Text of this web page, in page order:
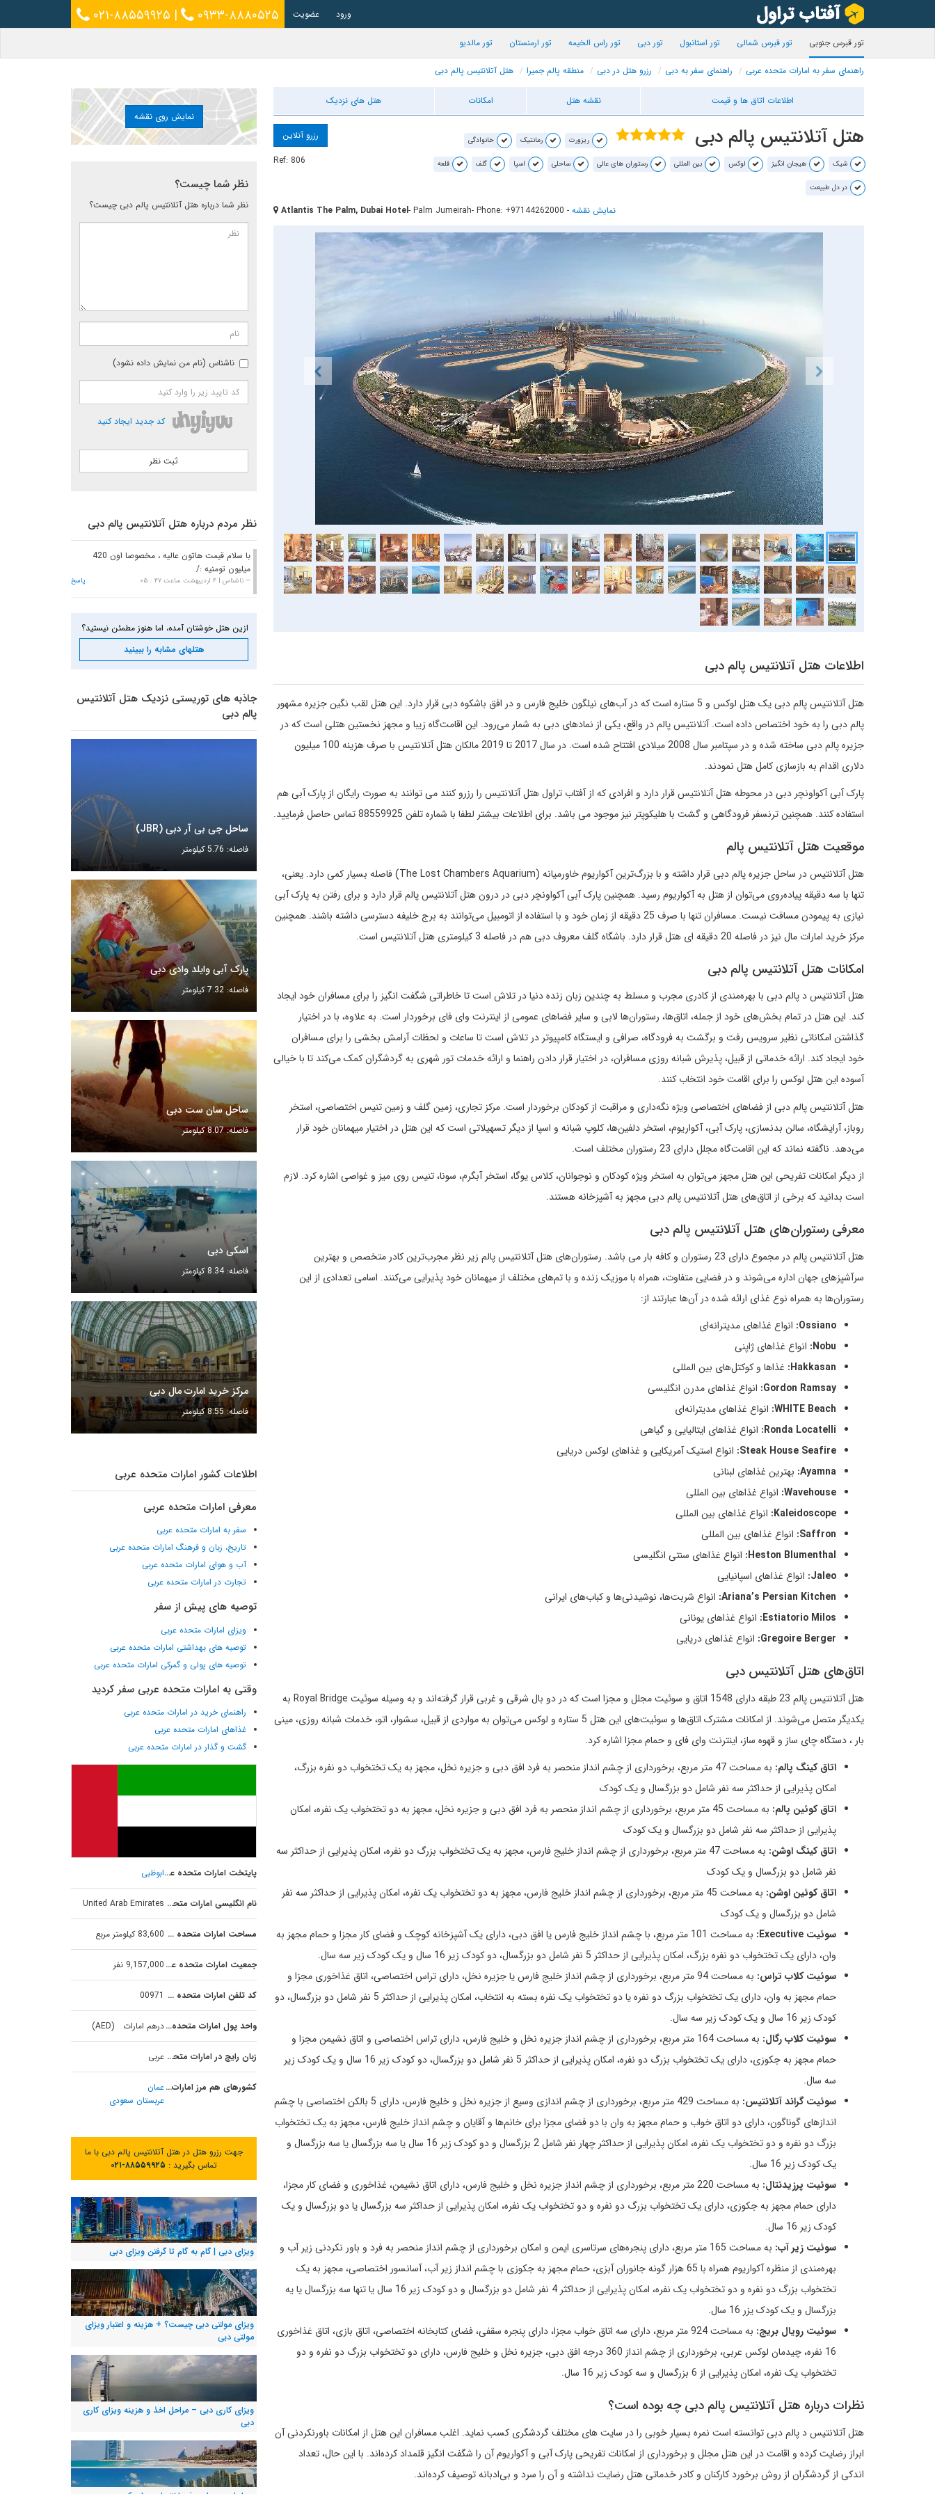
۰۲۱-۸۸۵۵۹۹۲۵ | ۰۹۳۳-۸۸۸۰۵۲۵ ورود عضویت
تور قبرس جنوبی تور قبرس شمالی تور استانبول تور دبی تور راس الخیمه تور ارمنستان تور مالدیو
راهنمای سفر به امارات متحده عربی راهنمای سفر به دبی رزرو هتل در دبی منطقه پالم جمیرا هتل آتلانتیس پالم دبی
اطلاعات اتاق ها و قیمت نقشه هتل امکانات هتل های نزدیک
هتل آتلانتیس پالم دبی ریزورت رمانتیک خانوادگی
شیک هیجان انگیز لوکس بین المللی رستوران های عالی ساحلی اسپا گلف قلعه
در دل طبیعت
رزرو آنلاین
Ref: 806
Atlantis The Palm, Dubai Hotel- Palm Jumeirah- Phone: +97144262000 - نمایش نقشه
اطلاعات هتل آتلانتیس پالم دبی
هتل آتلانتیس پالم دبی یک هتل لوکس و 5 ستاره است که در آب‌های نیلگون خلیج فارس و در افق باشکوه دبی قرار دارد. این هتل لقب نگین جزیره مشهور
پالم دبی را به خود اختصاص داده است. آتلانتیس پالم در واقع، یکی از نمادهای دبی به شمار می‌رود. این اقامت‌گاه زیبا و مجهز نخستین هتلی است که در
جزیره پالم دبی ساخته شده و در سپتامبر سال 2008 میلادی افتتاح شده است. در سال 2017 تا 2019 مالکان هتل آتلانتیس با صرف هزینه 100 میلیون
دلاری اقدام به بازسازی کامل هتل نمودند.
پارک آبی آکواونچر دبی در محوطه هتل آتلانتیس قرار دارد و افرادی که از آفتاب تراول هتل آتلانتیس را رزرو کنند می توانند به صورت رایگان از پارک آبی هم
استفاده کنند. همچنین ترنسفر فرودگاهی و گشت با هلیکوپتر نیز موجود می باشد. برای اطلاعات بیشتر لطفا با شماره تلفن 88559925 تماس حاصل فرمایید.
موقعیت هتل آتلانتیس پالم
هتل آتلانتیس در ساحل جزیره پالم دبی قرار داشته و با بزرگ‌ترین آکواریوم خاورمیانه (The Lost Chambers Aquarium) فاصله بسیار کمی دارد. یعنی،
تنها با سه دقیقه پیاده‌روی می‌توان از هتل به آکواریوم رسید. همچنین پارک آبی آکواونچر دبی در درون هتل آتلانتیس پالم قرار دارد و برای رفتن به پارک آبی
نیازی به پیمودن مسافت نیست. مسافران تنها با صرف 25 دقیقه از زمان خود و با استفاده از اتومبیل می‌توانند به برج خلیفه دسترسی داشته باشند. همچنین
مرکز خرید امارات مال نیز در فاصله 20 دقیقه ای هتل قرار دارد. باشگاه گلف معروف دبی هم در فاصله 3 کیلومتری هتل آتلانتیس است.
امکانات هتل آتلانتیس پالم دبی
هتل آتلانتیس د پالم دبی با بهره‌مندی از کادری مجرب و مسلط به چندین زبان زنده دنیا در تلاش است تا خاطراتی شگفت انگیز را برای مسافران خود ایجاد
کند. این هتل در تمام بخش‌های خود از جمله، اتاق‌ها، رستوران‌ها لابی و سایر فضاهای عمومی از اینترنت وای فای برخوردار است. به علاوه، با در اختیار
گذاشتن امکاناتی نظیر سرویس رفت و برگشت به فرودگاه، صرافی و ایستگاه کامپیوتر در تلاش است تا ساعات و لحظات آرامش بخشی را برای مسافران
خود ایجاد کند. ارائه خدماتی از قبیل، پذیرش شبانه روزی مسافران، در اختیار قرار دادن راهنما و ارائه خدمات تور شهری به گردشگران کمک می‌کند تا با خیالی
آسوده این هتل لوکس را برای اقامت خود انتخاب کنند.
هتل آتلانتیس پالم دبی از فضاهای اختصاصی ویژه نگه‌داری و مراقبت از کودکان برخوردار است. مرکز تجاری، زمین گلف و زمین تنیس اختصاصی، استخر
روباز، آرایشگاه، سالن بدنسازی، پارک آبی، آکواریوم، استخر دلفین‌ها، کلوپ شبانه و اسپا از دیگر تسهیلاتی است که این هتل در اختیار میهمانان خود قرار
می‌دهد. ناگفته نماند که این اقامت‌گاه مجلل دارای 23 رستوران مختلف است.
از دیگر امکانات تفریحی این هتل مجهز می‌توان به استخر ویژه کودکان و نوجوانان، کلاس یوگا، استخر آبگرم، سونا، تنیس روی میز و غواصی اشاره کرد. لازم
است بدانید که برخی از اتاق‌های هتل آتلانتیس پالم دبی مجهز به آشپزخانه هستند.
معرفی رستوران‌های هتل آتلانتیس پالم دبی
هتل آتلانتیس پالم در مجموع دارای 23 رستوران و کافه بار می باشد. رستوران‌های هتل آتلانتیس پالم زیر نظر مجرب‌ترین کادر متخصص و بهترین
سرآشپزهای جهان اداره می‌شوند و در فضایی متفاوت، همراه با موزیک زنده و با تم‌های مختلف از میهمانان خود پذیرایی می‌کنند. اسامی تعدادی از این
رستوران‌ها به همراه نوع غذای ارائه شده در آن‌ها عبارتند از:
Ossiano: انواع غذاهای مدیترانه‌ای
Nobu: انواع غذاهای ژاپنی
Hakkasan: غذاها و کوکتل‌های بین المللی
Gordon Ramsay: انواع غذاهای مدرن انگلیسی
WHITE Beach: انواع غذاهای مدیترانه‌ای
Ronda Locatelli: انواع غذاهای ایتالیایی و گیاهی
Steak House Seafire: انواع استیک آمریکایی و غذاهای لوکس دریایی
Ayamna: بهترین غذاهای لبنانی
Wavehouse: انواع غذاهای بین المللی
Kaleidoscope: انواع غذاهای بین المللی
Saffron: انواع غذاهای بین المللی
Heston Blumenthal: انواع غذاهای سنتی انگلیسی
Jaleo: انواع غذاهای اسپانیایی
Ariana’s Persian Kitchen: انواع شربت‌ها، نوشیدنی‌ها و کباب‌های ایرانی
Estiatorio Milos: انواع غذاهای یونانی
Gregoire Berger: انواع غذاهای دریایی
اتاق‌های هتل آتلانتیس دبی
هتل آتلانتیس پالم 23 طبقه دارای 1548 اتاق و سوئیت مجلل و مجزا است که در دو بال شرقی و غربی قرار گرفته‌اند و به وسیله سوئیت Royal Bridge به
یکدیگر متصل می‌شوند. از امکانات مشترک اتاق‌ها و سوئیت‌های این هتل 5 ستاره و لوکس می‌توان به مواردی از قبیل، سشوار، اتو، خدمات شبانه روزی، مینی
بار ، دستگاه چای ساز و قهوه ساز، اینترنت وای فای و حمام مجزا اشاره کرد.
اتاق کینگ پالم:
به مساحت 47 متر مربع، برخورداری از چشم انداز منحصر به فرد افق دبی و جزیره نخل، مجهز به یک تختخواب دو نفره بزرگ،
امکان پذیرایی از حداکثر سه نفر شامل دو بزرگسال و یک کودک
اتاق کوئین پالم:
به مساحت 45 متر مربع، برخورداری از چشم انداز منحصر به فرد افق دبی و جزیره نخل، مجهز به دو تختخواب یک نفره، امکان
پذیرایی از حداکثر سه نفر شامل دو بزرگسال و یک کودک
اتاق کینگ اوشن:
به مساحت 47 متر مربع، برخورداری از چشم انداز خلیج فارس، مجهز به یک تختخواب بزرگ دو نفره، امکان پذیرایی از حداکثر سه
نفر شامل دو بزرگسال و یک کودک
اتاق کوئین اوشن:
به مساحت 45 متر مربع، برخورداری از چشم انداز خلیج فارس، مجهز به دو تختخواب یک نفره، امکان پذیرایی از حداکثر سه نفر
شامل دو بزرگسال و یک کودک
سوئیت Executive:
به مساحت 101 متر مربع، با چشم انداز خلیج فارس یا افق دبی، دارای یک آشپزخانه کوچک و فضای کار مجزا و حمام مجهز به
وان، دارای یک تختخواب دو نفره بزرگ، امکان پذیرایی از حداکثر 5 نفر شامل دو بزرگسال، دو کودک زیر 16 سال و یک کودک زیر سه سال.
سوئیت کلاب تراس:
به مساحت 94 متر مربع، برخورداری از چشم انداز خلیج فارس یا جزیره نخل، دارای تراس اختصاصی، اتاق غذاخوری مجزا و
حمام مجهز به وان، دارای یک تختخواب بزرگ دو نفره یا دو تختخواب یک نفره بسته به انتخاب، امکان پذیرایی از حداکثر 5 نفر شامل دو بزرگسال، دو
کودک زیر 16 سال و یک کودک زیر سه سال.
سوئیت کلاب رگال:
به مساحت 164 متر مربع، برخورداری از چشم انداز جزیره نخل و خلیج فارس، دارای تراس اختصاصی و اتاق نشیمن مجزا و
حمام مجهز به جکوزی، دارای یک تختخواب بزرگ دو نفره، امکان پذیرایی از حداکثر 5 نفر شامل دو بزرگسال، دو کودک زیر 16 سال و یک کودک زیر
سه سال.
سوئیت گراند آتلانتیس:
به مساحت 429 متر مربع، برخورداری از چشم اندازی وسیع از جزیره نخل و خلیج فارس، دارای 5 بالکن اختصاصی با چشم
اندازهای گوناگون، دارای دو اتاق خواب و حمام مجهز به وان با دو فضای مجزا برای خانم‌ها و آقایان و چشم انداز خلیج فارس، مجهز به یک تختخواب
بزرگ دو نفره و دو تختخواب یک نفره، امکان پذیرایی از حداکثر چهار نفر شامل 2 بزرگسال و دو کودک زیر 16 سال یا سه بزرگسال یا سه بزرگسال و
یک کودک زیر 16 سال.
سوئیت پرزیدنتال:
به مساحت 220 متر مربع، برخورداری از چشم انداز جزیره نخل و خلیج فارس، دارای اتاق نشیمن، غذاخوری و فضای کار مجزا،
دارای حمام مجهز به جکوزی، دارای یک تختخواب بزرگ دو نفره و دو تختخواب یک نفره، امکان پذیرایی از حداکثر سه بزرگسال یا دو بزرگسال و یک
کودک زیر 16 سال.
سوئیت زیر آب:
به مساحت 165 متر مربع، دارای پنجره‌های سرتاسری ایمن و امکان برخورداری از چشم انداز منحصر به فرد و باور نکردنی زیر آب و
بهره‌مندی از منظره آکواریوم همراه با 65 هزار گونه جانوران آبزی، حمام مجهز به جکوزی با چشم انداز زیر آب، آسانسور اختصاصی، مجهز به یک
تختخواب بزرگ دو نفره و دو تختخواب یک نفره، امکان پذیرایی از حداکثر 4 نفر شامل دو بزرگسال و دو کودک زیر 16 سال یا تنها سه بزرگسال یا یه
بزرگسال و یک کودک یزر 16 سال.
سوئیت رویال بریج:
به مساحت 924 متر مربع، دارای سه اتاق خواب مجزا، دارای پنجره سقفی، فضای کتابخانه اختصاصی، اتاق بازی، اتاق غذاخوری
16 نفره، چیدمان لوکس عربی، برخورداری از چشم انداز 360 درجه افق دبی، جزیره نخل و خلیج فارس، دارای دو تختخواب بزرگ دو نفره و دو
تختخواب یک نفره، امکان پذیرایی از 6 بزرگسال و سه کودک زیر 16 سال.
نظرات درباره هتل آتلانتیس پالم دبی چه بوده است؟
هتل آتلانتیس د پالم دبی توانسته است نمره بسیار خوبی را در سایت های مختلف گردشگری کسب نماید. اغلب مسافران این هتل از امکانات باورنکردنی آن
ابراز رضایت کرده و اقامت در این هتل مجلل و برخورداری از امکانات تفریحی پارک آبی و آکواریوم آن را شگفت انگیز قلمداد کرده‌اند. با این حال، تعداد
اندکی از گردشگران از روش برخورد کارکنان و کادر خدماتی هتل رضایت نداشته و آن را سرد و بی‌ادبانه توصیف کرده‌اند.
نمایش روی نقشه
نظر شما چیست؟
نظر شما درباره هتل آتلانتیس پالم دبی چیست؟
ناشناس (نام من نمایش داده نشود)
کد جدید ایجاد کنید
نظر مردم درباره هتل آتلانتیس پالم دبی
با سلام قیمت هاتون عالیه ، مخصوصا اون 420
میلیون تومنیه :/
ناشناس | ۴ اردیبهشت ساعت ۴۷ : ۰۵ پاسخ
ازین هتل خوشتان آمده، اما هنوز مطمئن نیستید؟
هتلهای مشابه را ببینید
جاذبه های توریستی نزدیک هتل آتلانتیس
پالم دبی
ساحل جی بی آر دبی (JBR)
فاصله: 5.76 کیلومتر
پارک آبی وایلد وادی دبی
فاصله: 7.32 کیلومتر
ساحل سان ست دبی
فاصله: 8.07 کیلومتر
اسکی دبی
فاصله: 8.34 کیلومتر
مرکز خرید امارت مال دبی
فاصله: 8.55 کیلومتر
اطلاعات کشور امارات متحده عربی
معرفی امارات متحده عربی
سفر به امارات متحده عربی
تاریخ، زبان و فرهنگ امارات متحده عربی
آب و هوای امارات متحده عربی
تجارت در امارات متحده عربی
توصیه های پیش از سفر
ویزای امارات متحده عربی
توصیه های بهداشتی امارات متحده عربی
توصیه های پولی و گمرکی امارات متحده عربی
وقتی به امارات متحده عربی سفر کردید
راهنمای خرید در امارات متحده عربی
غذاهای امارات متحده عربی
گشت و گذار در امارات متحده عربی
پایتخت امارات متحده عربیابوظبی
نام انگلیسی امارات متحده عربی United Arab Emirates
مساحت امارات متحده عربی 83,600 کیلومتر مربع
جمعیت امارات متحده عربی 9,157,000 نفر
کد تلفن امارات متحده عربی 00971
واحد پول امارات متحده عربیدرهم امارات (AED)
زبان رایج در امارات متحده عربی عربی
کشورهای هم مرز امارات متحده عربیعمان
عربستان سعودی
جهت رزرو هتل در هتل آتلانتیس پالم دبی با ما
تماس بگیرید : ۰۲۱-۸۸۵۵۹۹۲۵
ویزای دبی | گام به گام تا گرفتن ویزای دبی
ویزای مولتی دبی چیست؟ + هزینه و اعتبار ویزای
مولتی دبی
ویزای کاری دبی – مراحل اخذ و هزینه ویزای کاری
دبی